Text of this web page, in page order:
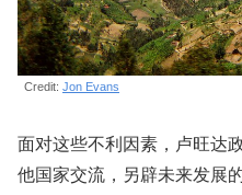
Credit: Jon Evans
面对这些不利因素，卢旺达
他国家交流，另辟未来发展